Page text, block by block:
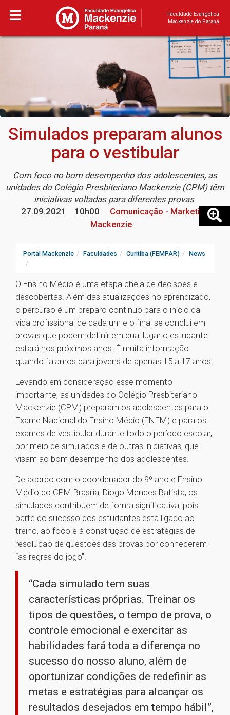
Faculdade Evangélica
Mackenzie do Paraná
Simulados preparam alunos
para o vestibular
Com foco no bom desempenho dos adolescentes, as
unidades do Colégio Presbiteriano Mackenzie (CPM) têm
iniciativas voltadas para diferentes provas
27.09.2021
10h00
Comunicação - Marketing
Mackenzie
Portal Mackenzie Faculdades Curitiba (FEMPAR) News
O Ensino Médio é uma etapa cheia de decisões e
descobertas. Além das atualizações no aprendizado,
o percurso é um preparo contínuo para o início da
vida profissional de cada um e o final se conclui em
provas que podem definir em qual lugar o estudante
estará nos próximos anos. É muita informação
quando falamos para jovens de apenas 15 a 17 anos.
Levando em consideração esse momento
importante, as unidades do Colégio Presbiteriano
Mackenzie (CPM) preparam os adolescentes para o
Exame Nacional do Ensino Médio (ENEM) e para os
exames de vestibular durante todo o período escolar,
por meio de simulados e de outras iniciativas, que
visam ao bom desempenho dos adolescentes.
De acordo com o coordenador do 9º ano e Ensino
Médio do CPM Brasília, Diogo Mendes Batista, os
simulados contribuem de forma significativa, pois
parte do sucesso dos estudantes está ligado ao
treino, ao foco e à construção de estratégias de
resolução de questões das provas por conhecerem
“as regras do jogo”.
“Cada simulado tem suas
características próprias. Treinar os
tipos de questões, o tempo de prova, o
controle emocional e exercitar as
habilidades fará toda a diferença no
sucesso do nosso aluno, além de
oportunizar condições de redefinir as
metas e estratégias para alcançar os
resultados desejados em tempo hábil”,